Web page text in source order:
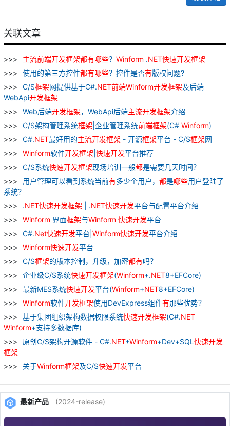
关联文章
主流前端开发框架都有哪些？ Winform .NET快速开发框架
使用的第三方控件都有哪些？控件是否有版权问题?
C/S框架网提供基于C#.NET前端Winform开发框架及后端
WebApi开发框架
Web后端开发框架，WebApi后端主流开发框架介绍
C/S架构管理系统框架 |企业管理系统前端框架(C# Winform)
C#.NET最好用的主流开发框架 - 开源框架平台 - C/S框架网
Winform软件开发框架 快速开发平台推荐
C/S系统快速开发框架现场培训一般都是需要几天时间？
用户管理可以看到系统当前有多少个用户， 都是哪些用户登陆了
系统？
.NET快速开发框架 | .NET快速开发平台与配置平台介绍
Winform 界面框架与Winform 快速开发平台
C#.Net快速开发平台| Winform快速开发平台介绍
Winform快速开发平台
C/S框架的版本控制，升级，加密都有吗？
企业级C/S系统快速开发框架(Winform+.NET8+EFCore)
最新MES系统快速开发平台(Winform+NET8+EFCore)
Winform软件开发框架使用DevExpress组件有那些优势？
基于集团组织架构数据权限系统快速开发框架(C#.NET
Winform+支持多数据库)
原创C/S架构开源软件 - C#.NET+Winform+Dev+SQL 快速开发
框架
关于Winform框架及C/S快速开发平台
最新产品 (2024-release)